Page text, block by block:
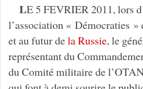
LE 5 FEVRIER 2011, lors
l’association « Démocraties »
et au futur dela Russie, le
représentant du
du Comité militaire de